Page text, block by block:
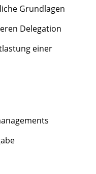
Grundlagen
Delegation
einer